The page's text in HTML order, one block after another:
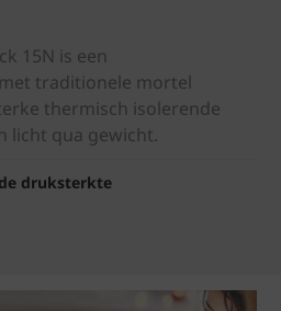
15N is een
traditionele mortel
thermisch isolerende
licht qua gewicht.
druksterkte